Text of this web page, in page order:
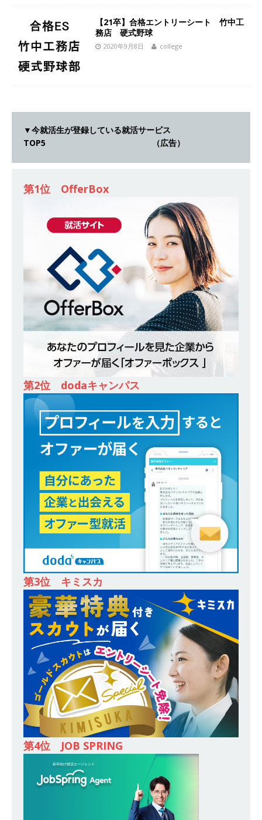
れる仕事体験開催 】大阪勤務・転勤なし ｜ 関西
知名度抜群の総合不動産会社 ｜ マンション販売
[ 2026年5月14日 ] 【 28卒 ｜ 30分のオンライン
業界研究・企業説明会 】 世界最大級の金融サー
収1,000万円目指せる ｜ 賞与年4回・年間休日
120日以上 ｜ ジブラルタ生命
体育会積極採用
企業
[ 2026年5月14日 ] 【 28卒｜営業職向けオープ
ンカンパニー 】世界トップシェアの半導体技術
を持つグローバルメーカー ｜ 年間休日129日・
土日祝完全休み ｜ 売上高1,138億円 ｜ プライム
上場 ｜ 新電元工業
体育会積極採用企業
[ 2026年5月14日 ] 【 28卒 ｜ 適性検査合否免
除・面接確約!! ｜ 1dayインターンあり 】 東京勤
務限定 ｜ 世界No.1の不動産投資市場東京で投資
件販売までを担う ｜ 平均年収809万 ｜ 年間休日
130日・土日祝完全休み ｜ スタンダード上場 ｜
明豊エンタープライズ
体育会積極採用企業
[ 2026年5月14日 ] 【 28卒 ｜ 適性検査合否免
除・面接確約!! ｜ 1dayインターンあり 】東京勤
務・転勤なし ｜ 投資用住宅販売をリードする企
業が手がける賃貸アパート・マンションの管理を
行う ｜ 年間休日125日以上 ｜ 不動産業ではレア
な私服出社OK ｜ 土日祝完全休み ｜ スタンダー
ド上場 明豊エンタープライズグループ ｜ 明豊プ
ロパティーズ
体育会積極採用企業
[ 2026年5月14日 ] 【 28卒 ｜ オープンカンパニ
ー｜東京勤務・転勤なし ｜ 文理不問 】 7期連続
200％増収!! ｜ 様々な業界の知識・スキルを身に
付けることが可能 ｜ データ分析のエキスパート
としてクライアントの課題を解決 ｜ 土日祝完全
休み ｜ データアナリティクスラボ
[ 2026年5月14日 ] 【 28卒 ｜ 東京勤務・転勤な
し 】 食品・生鮮業界に特化した人材紹介サービ
【21卒】合格エントリーシート 竹中工
務店 硬式野球
2020年9月8日 college
▼今就活生が登録している就活サービス
TOP5 （広告）
第1位 OfferBox
第2位 dodaキャンパス
第3位 キミスカ
第4位 JOB SPRING